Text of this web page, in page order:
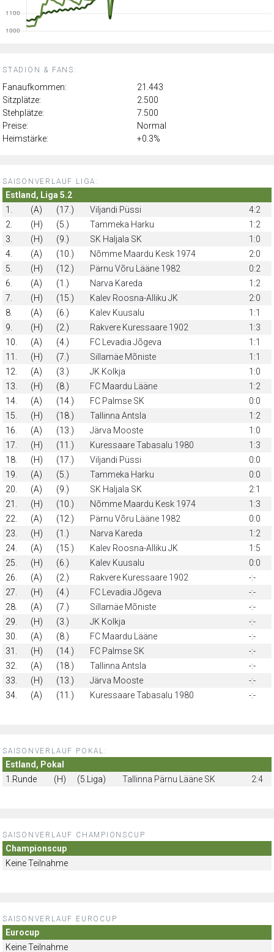
STADION & FANS:
Fanaufkommen:
21.443
Sitzplätze:
2.500
Stehplätze:
7.500
Preise:
Normal
Heimstärke:
+0.3%
SAISONVERLAUF LIGA:
Estland, Liga 5.2
1.
(A) (17.) Viljandi Püssi
4:2
2.
(H) (5.) Tammeka Harku
1:2
3.
(H) (9.) SK Haljala SK
1:0
4.
(A) (10.) Nõmme Maardu Kesk 1974
2:0
5.
(H) (12.) Pärnu Võru Lääne 1982
0:2
6.
(A) (1.) Narva Kareda
1:2
7.
(H) (15.) Kalev Roosna-Alliku JK
2:0
8.
(A) (6.) Kalev Kuusalu
1:1
9.
(H) (2.) Rakvere Kuressaare 1902
1:3
10.
(A) (4.) FC Levadia Jõgeva
1:1
11.
(H) (7.) Sillamäe Mõniste
1:1
12.
(A) (3.) JK Kolkja
1:0
13.
(H) (8.) FC Maardu Lääne
1:2
14.
(A) (14.) FC Palmse SK
0:0
15.
(H) (18.) Tallinna Antsla
1:2
16.
(A) (13.) Järva Mooste
1:0
17.
(H) (11.) Kuressaare Tabasalu 1980
1:3
18.
(H) (17.) Viljandi Püssi
0:0
19.
(A) (5.) Tammeka Harku
0:0
20.
(A) (9.) SK Haljala SK
2:1
21.
(H) (10.) Nõmme Maardu Kesk 1974
1:3
22.
(A) (12.) Pärnu Võru Lääne 1982
0:0
23.
(H) (1.) Narva Kareda
1:2
24.
(A) (15.) Kalev Roosna-Alliku JK
1:5
25.
(H) (6.) Kalev Kuusalu
0:0
26.
(A) (2.) Rakvere Kuressaare 1902
-:-
27.
(H) (4.) FC Levadia Jõgeva
-:-
28.
(A) (7.) Sillamäe Mõniste
-:-
29.
(H) (3.) JK Kolkja
-:-
30.
(A) (8.) FC Maardu Lääne
-:-
31.
(H) (14.) FC Palmse SK
-:-
32.
(A) (18.) Tallinna Antsla
-:-
33.
(H) (13.) Järva Mooste
-:-
34.
(A) (11.) Kuressaare Tabasalu 1980 -:-
SAISONVERLAUF POKAL:
Estland, Pokal
1.Runde
(H) (5.Liga) Tallinna Pärnu Lääne SK 2:4
SAISONVERLAUF CHAMPIONSCUP
Championscup
Keine Teilnahme
SAISONVERLAUF EUROCUP
Eurocup
Keine Teilnahme